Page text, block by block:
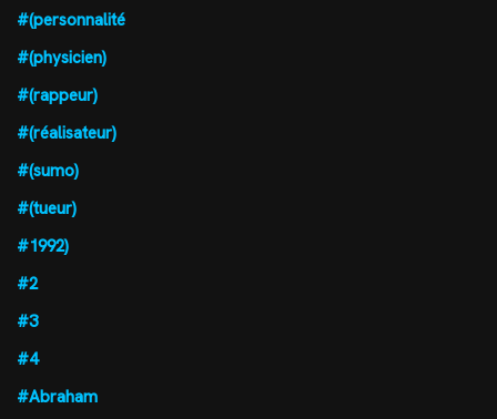
#(personnalité
#(physicien)
#(rappeur)
#(réalisateur)
#(sumo)
#(tueur)
#1992)
#2
#3
#4
#Abraham